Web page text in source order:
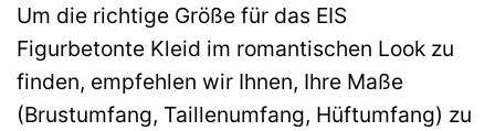
Um die richtige Größe für das EIS
Figurbetonte Kleid im romantischen Look zu
finden, empfehlen wir Ihnen, Ihre Maße
(Brustumfang, Taillenumfang, Hüftumfang) zu